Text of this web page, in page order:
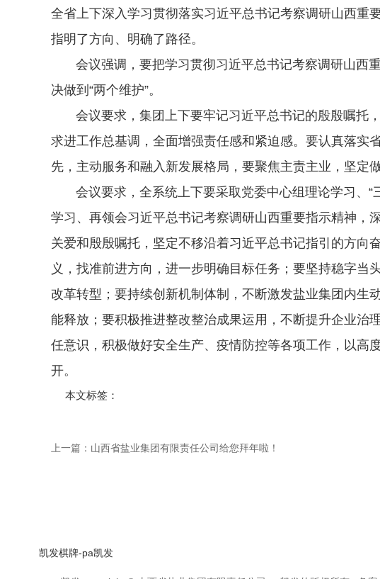
全省上下深入学习贯彻落实习近平总书记考察调研山西重
指明了方向、明确了路径。
会议强调，要把学习贯彻习近平总书记考察调研山西重
决做到“两个维护”。
会议要求，集团上下要牢记习近平总书记的殷殷嘱托，
求进工作总基调，全面增强责任感和紧迫感。要认真落实
先，主动服务和融入新发展格局，要聚焦主责主业，坚定
会议要求，全系统上下要采取党委中心组理论学习、“
学习、再领会习近平总书记考察调研山西重要指示精神，
关爱和殷殷嘱托，坚定不移沿着习近平总书记指引的方向
义，找准前进方向，进一步明确目标任务；要坚持稳字
改革转型；要持续创新机制体制，不断激发盐业集团内生
能释放；要积极推进整改整治成果运用，不断提升企业治
任意识，积极做好安全生产、疫情防控等各项工作，以高
开。
本文标签：
上一篇： 山西省盐业集团有限责任公司给您拜年啦！
凯发棋牌-pa凯发